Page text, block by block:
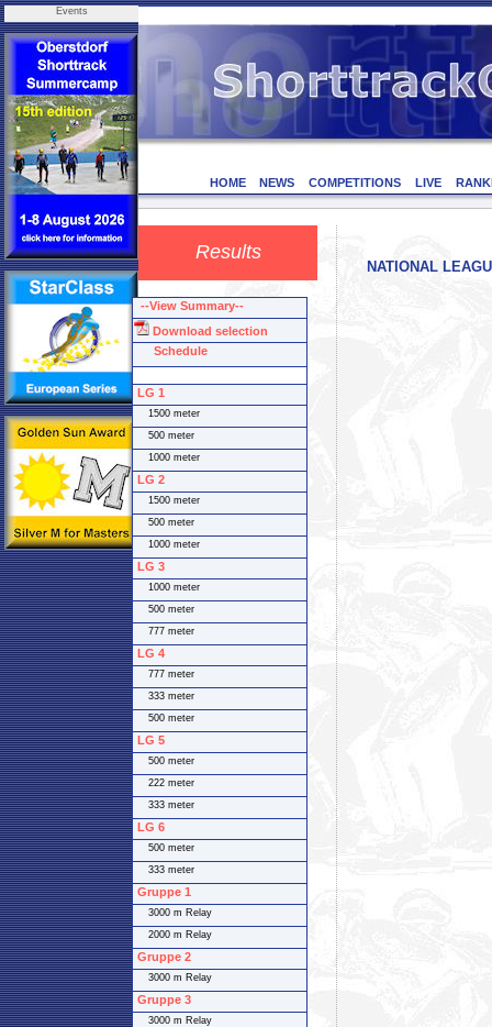
Events
HOME NEWS COMPETITIONS LIVE
Results
NATIONAL
--View Summary--
Download selection
Schedule
LG 1
1500 meter
500 meter
1000 meter
LG 2
1500 meter
500 meter
1000 meter
LG 3
1000 meter
500 meter
777 meter
LG 4
777 meter
333 meter
500 meter
LG 5
500 meter
222 meter
333 meter
LG 6
500 meter
333 meter
Gruppe 1
3000 m Relay
2000 m Relay
Gruppe 2
3000 m Relay
Gruppe 3
3000 m Relay